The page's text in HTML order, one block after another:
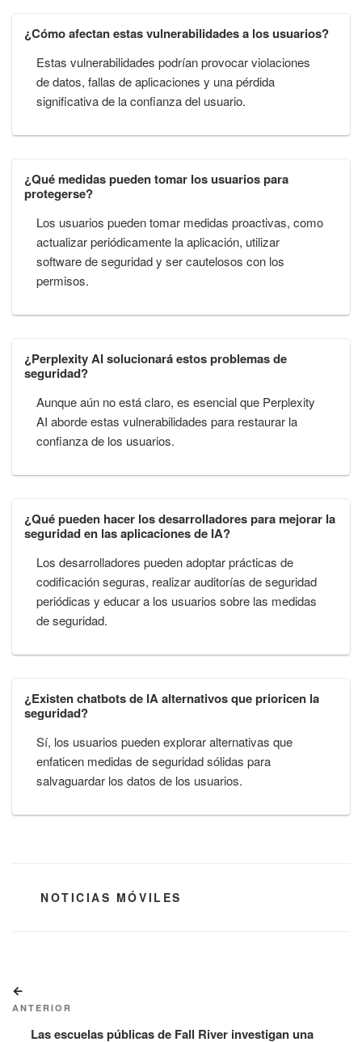
¿Cómo afectan estas vulnerabilidades a los usuarios?
Estas vulnerabilidades podrían provocar violaciones
de datos, fallas de aplicaciones y una pérdida
significativa de la confianza del usuario.
¿Qué medidas pueden tomar los usuarios para
protegerse?
Los usuarios pueden tomar medidas proactivas, como
actualizar periódicamente la aplicación, utilizar
software de seguridad y ser cautelosos con los
permisos.
¿Perplexity AI solucionará estos problemas de
seguridad?
Aunque aún no está claro, es esencial que Perplexity
AI aborde estas vulnerabilidades para restaurar la
confianza de los usuarios.
¿Qué pueden hacer los desarrolladores para mejorar la
seguridad en las aplicaciones de IA?
Los desarrolladores pueden adoptar prácticas de
codificación seguras, realizar auditorías de seguridad
periódicas y educar a los usuarios sobre las medidas
de seguridad.
¿Existen chatbots de IA alternativos que prioricen la
seguridad?
Sí, los usuarios pueden explorar alternativas que
enfaticen medidas de seguridad sólidas para
salvaguardar los datos de los usuarios.
CATEGORÍAS
NOTICIAS MÓVILES
de
entradas
anterior:
ANTERIOR
Las escuelas públicas de Fall River investigan una